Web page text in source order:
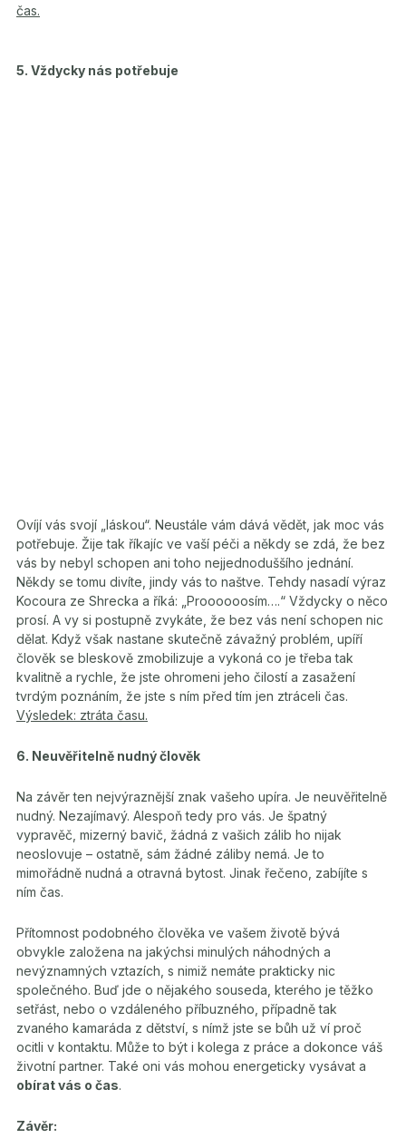
čas.
5. Vždycky nás potřebuje
Ovíjí vás svojí „láskou“. Neustále vám dává vědět, jak moc vás
potřebuje. Žije tak říkajíc ve vaší péči a někdy se zdá, že bez
vás by nebyl schopen ani toho nejjednoduššího jednání.
Někdy se tomu divíte, jindy vás to naštve. Tehdy nasadí výraz
Kocoura ze Shrecka a říká: „Proooooosím….“ Vždycky o něco
prosí. A vy si postupně zvykáte, že bez vás není schopen nic
dělat. Když však nastane skutečně závažný problém, upíří
člověk se bleskově zmobilizuje a vykoná co je třeba tak
kvalitně a rychle, že jste ohromeni jeho čilostí a zasažení
tvrdým poznáním, že jste s ním před tím jen ztráceli čas.
Výsledek: ztráta času.
6. Neuvěřitelně nudný člověk
Na závěr ten nejvýraznější znak vašeho upíra. Je neuvěřitelně
nudný. Nezajímavý. Alespoň tedy pro vás. Je špatný
vypravěč, mizerný bavič, žádná z vašich zálib ho nijak
neoslovuje – ostatně, sám žádné záliby nemá. Je to
mimořádně nudná a otravná bytost. Jinak řečeno, zabíjíte s
ním čas.
Přítomnost podobného člověka ve vašem životě bývá
obvykle založena na jakýchsi minulých náhodných a
nevýznamných vztazích, s nimiž nemáte prakticky nic
společného. Buď jde o nějakého souseda, kterého je těžko
setřást, nebo o vzdáleného příbuzného, případně tak
zvaného kamaráda z dětství, s nímž jste se bůh už ví proč
ocitli v kontaktu. Může to být i kolega z práce a dokonce váš
životní partner. Také oni vás mohou energeticky vysávat a
obírat vás o čas.
Závěr: